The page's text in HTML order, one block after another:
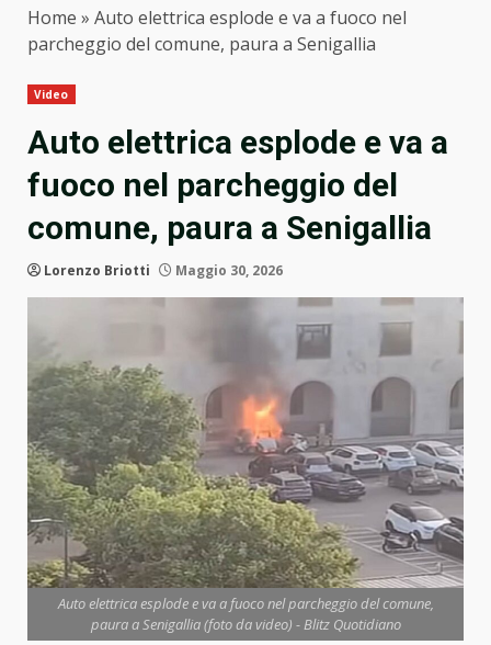
Home » Auto elettrica esplode e va a fuoco nel
parcheggio del comune, paura a Senigallia
Video
Auto elettrica esplode e va a
fuoco nel parcheggio del
comune, paura a Senigallia
Lorenzo Briotti Maggio 30, 2026
Auto elettrica esplode e va a fuoco nel parcheggio del comune,
paura a Senigallia (foto da video) - Blitz Quotidiano